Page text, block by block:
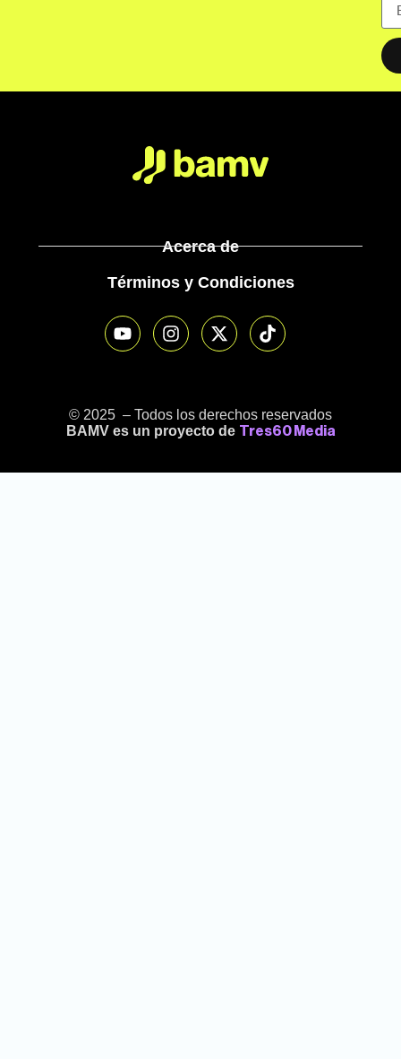
Acerca de
Términos y Condiciones
© 2025 – Todos los derechos reservados
BAMV es un proyecto de Tres60 Media